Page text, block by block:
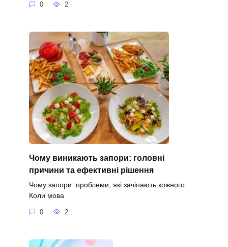
0 2
Чому виникають запори: головні
причини та ефективні рішення
Чому запори: проблеми, які зачіпають кожного
Коли мова
0 2